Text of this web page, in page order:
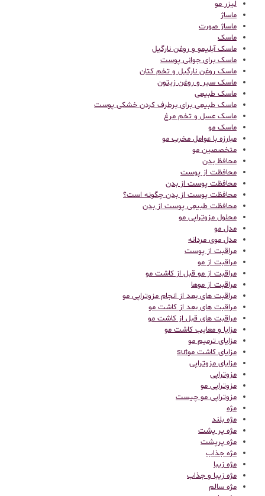
لیزر مو
ماساژ
ماساژ صورت
ماسک
ماسک آبلیمو و روغن نارگیل
ماسک برای جوانی پوست
ماسک روغن نارگیل و تخم کتان
ماسک سیر و روغن زیتون
ماسک طبیعی
ماسک طبیعی برای برطرف کردن خشکی پوست
ماسک عسل و تخم مرغ
ماسک مو
مبارزه با عوامل مخرب مو
متخصصین مو
محافظ بدن
محافظت از پوست
محافظت پوست از بدن
محافظت پوست از بدن چگونه است؟
محافظت طبیعی پوست از بدن
محلول مزوتراپی مو
مدل مو
مدل موی مردانه
مراقبت از پوست
مراقبت از مو
مراقبت از مو قبل از کاشت مو
مراقبت از موها
مراقبت های بعد از انجام مزوتراپی مو
مراقبت های بعد از کاشت مو
مراقبت های قبل از کاشت مو
مزایا و معایب کاشت مو
مزایای ترمیم مو
مزایای کاشت موsut
مزایای مزوتراپی
مزوتراپی
مزوتراپی مو
مزوتراپی مو چیست
مژه
مژه بلند
مژه پر پشت
مژه پرپشت
مژه جذاب
مژه زیبا
مژه زیبا و جذاب
مژه سالم